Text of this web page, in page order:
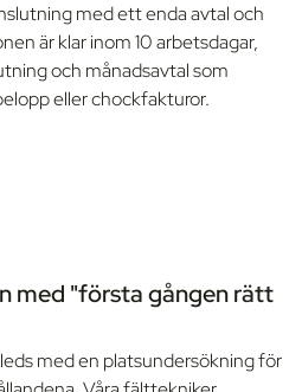
med ett enda avtal och
är klar inom 10 arbetsdagar,
och månadsavtal som
eller chockfakturor.
med "första gången rätt
med en platsundersökning för